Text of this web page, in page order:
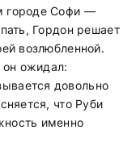
городе Софи —
Гордон решает
возлюбленной.
он ожидал:
довольно
что Руби
именно